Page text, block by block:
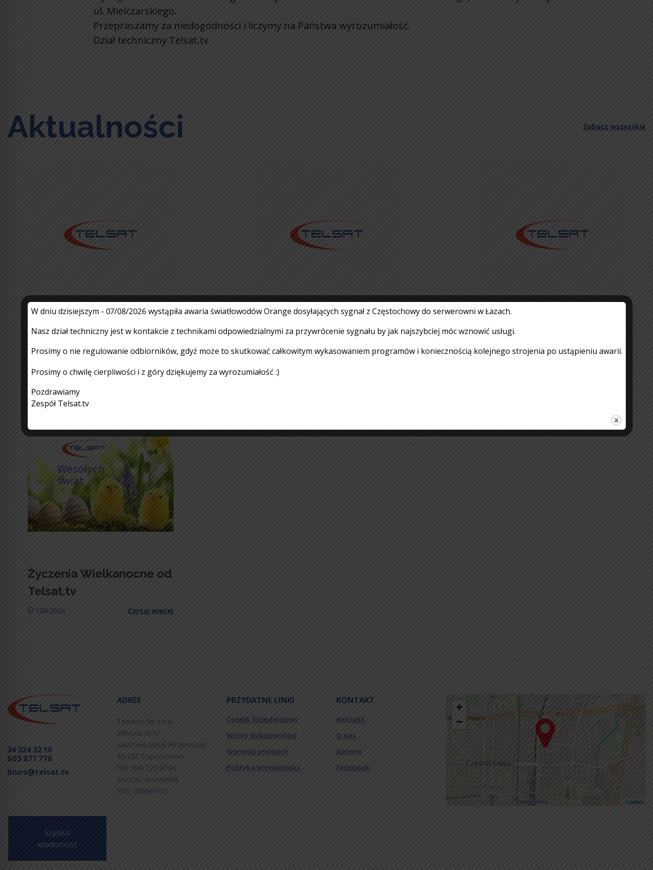
ul. Mielczarskiego.
Przepraszamy za niedogodności i liczymy na Państwa wyrozumiałość.
Dział techniczny Telsat.tv
Aktualności Zobacz wszystkie
Informacja – BOK
nieczynny – 14.08.2026 r
Prace techniczne
14.07.2026 Czytaj więcej
Komunikat – Awaria
Internetu
Życzenia Wielkanocne od
Telsat.tv
1.04.2026 Czytaj więcej
34 324 32 10
603 877 776
biuro@telsat.tv
Szybka
wiadomość
ADRES
Telsat.tv Sp. z o.o.
Wilsona 10/12
lokal 56B (obok Filharmonii)
42-202 Częstochowa
NIP: 949 220 87 96
REGON: 364598188
KRS: 0000619151
PRZYDATNE LINKI
Cennik Standardowy
Wzory dokumentów
Warunki promocji
Polityka prywatności
KONTAKT
Kontakt
O nas
Kariera
Facebook
+
−
Leaflet
W dniu dzisiejszym - 07/08/2026 wystąpiła awaria światłowodów Orange dosyłających sygnał z Częstochowy do serwerowni w Łazach.
Nasz dział techniczny jest w kontakcie z technikami odpowiedzialnymi za przywrócenie sygnału by jak najszybciej móc wznowić usługi.
Prosimy o nie regulowanie odbiorników, gdyż może to skutkować całkowitym wykasowaniem programów i koniecznością kolejnego strojenia po ustąpieniu awarii.
Prosimy o chwilę cierpliwości i z góry dziękujemy za wyrozumiałość :)
Pozdrawiamy
Zespół Telsat.tv